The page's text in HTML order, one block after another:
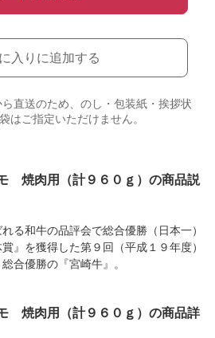
入りに追加する
直送のため、のし・包装紙・挨拶状
はご指定いただけません。
焼肉用（計９６０ｇ）の商品説
る和牛の品評会で総合優勝（日本一）
』を獲得した第９回（平成１９年度）
合優勝の『宮崎牛』。
焼肉用（計９６０ｇ）の商品詳